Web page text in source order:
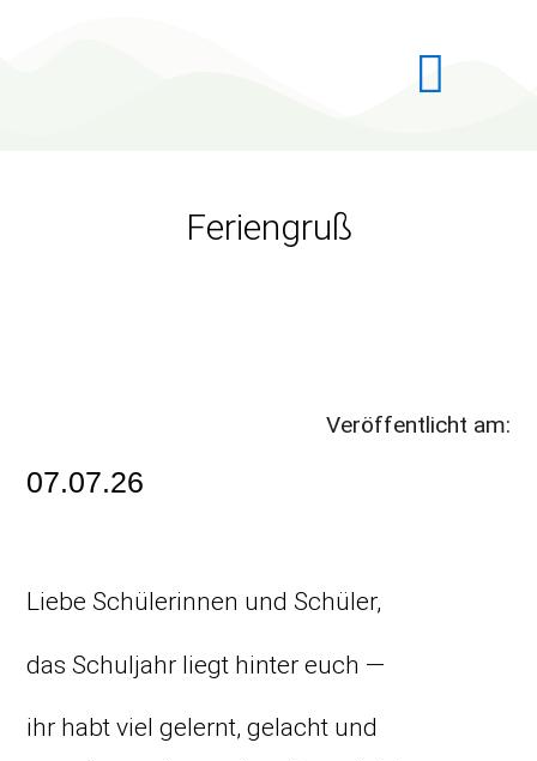
Feriengruß
Veröffentlicht am:
07.07.26
Liebe Schülerinnen und Schüler,
das Schuljahr liegt hinter euch —
ihr habt viel gelernt, gelacht und